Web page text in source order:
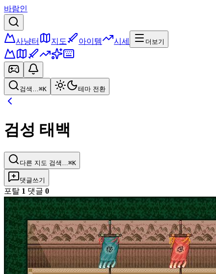
바람인
사냥터 지도 아이템 시세 더보기
검색…⌘K 테마 전환
검성 태백
다른 지도 검색… ⌘K
댓글쓰기
포탈 1 댓글 0